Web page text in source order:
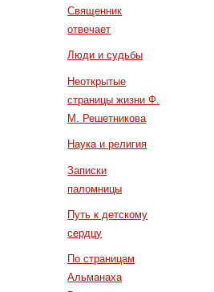
Священник
отвечает
Люди и судьбы
Неоткрытые
страницы жизни Ф.
М. Решетникова
Наука и религия
Записки
паломницы
Путь к детскому
сердцу
По страницам
Альманаха